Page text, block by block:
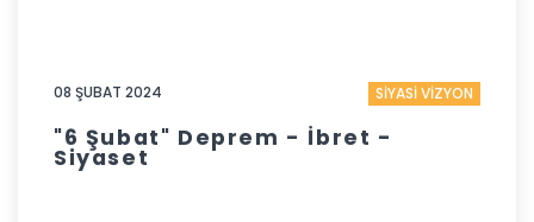
08 ŞUBAT 2024 SİYASİ VİZYON
"6 Şubat" Deprem - İbret -
Siyaset